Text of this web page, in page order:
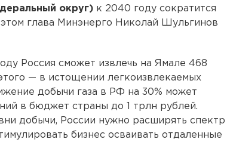
округ) к 2040 году сократится
глава Минэнерго Николай Шульгинов
Россия сможет извлечь на Ямале 468
— в истощении легкоизвлекаемых
добычи газа в РФ на 30% может
в бюджет страны до 1 трлн рублей.
добычи, России нужно расширять спектр
бизнес осваивать отдаленные